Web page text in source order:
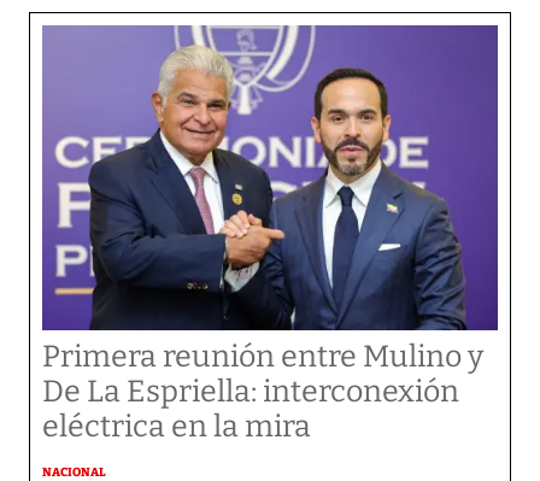
Primera reunión entre Mulino y
De La Espriella: interconexión
eléctrica en la mira
NACIONAL